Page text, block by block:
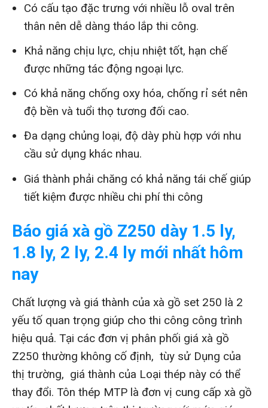
Có cấu tạo đặc trưng với nhiều lỗ oval trên
thân nên dễ dàng tháo lắp thi công.
Khả năng chịu lực, chịu nhiệt tốt, hạn chế
được những tác động ngoại lực.
Có khả năng chống oxy hóa, chống rỉ sét nên
độ bền và tuổi thọ tương đối cao.
Đa dạng chủng loại, độ dày phù hợp với nhu
cầu sử dụng khác nhau.
Giá thành phải chăng có khả năng tái chế giúp
tiết kiệm được nhiều chi phí thi công
Báo giá xà gồ Z250 dày 1.5 ly,
1.8 ly, 2 ly, 2.4 ly mới nhất hôm
nay
Chất lượng và giá thành của xà gồ set 250 là 2
yếu tố quan trọng giúp cho thi công công trình
hiệu quả. Tại các đơn vị phân phối giá xà gồ
Z250 thường không cố định, tùy sử Dụng của
thị trường, giá thành của Loại thép này có thể
thay đổi. Tôn thép MTP là đơn vị cung cấp xà gồ